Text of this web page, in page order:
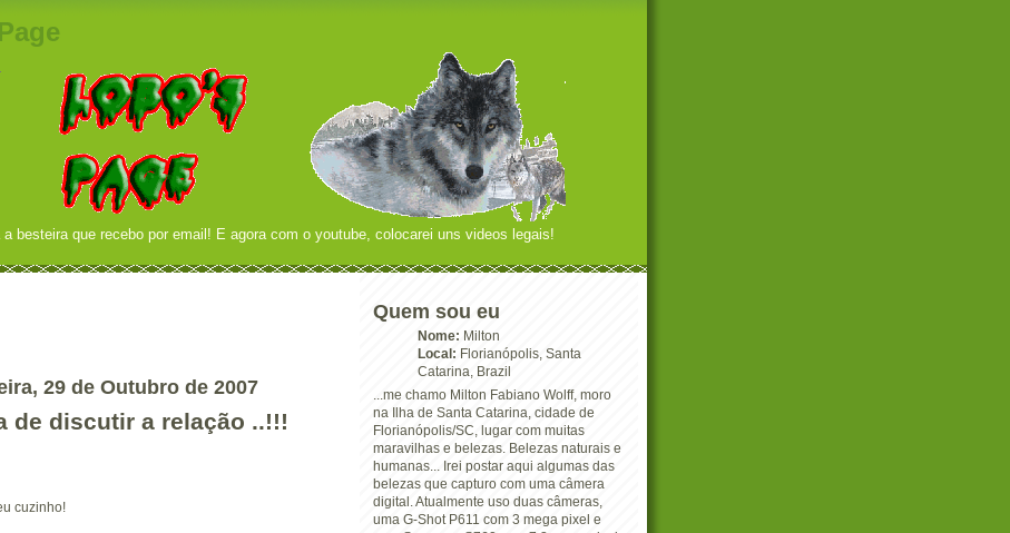
a besteira que recebo por email! E agora com o youtube, colocarei uns videos legais!
29 de Outubro de 2007
de discutir a relação ..!!!
cuzinho!
Quem sou eu
Nome: Milton
Local: Florianópolis, Santa
Catarina, Brazil
...me chamo Milton Fabiano Wolff, moro
na Ilha de Santa Catarina, cidade de
Florianópolis/SC, lugar com muitas
maravilhas e belezas. Belezas naturais e
humanas... Irei postar aqui algumas das
belezas que capturo com uma câmera
digital. Atualmente uso duas câmeras,
uma G-Shot P611 com 3 mega pixel e